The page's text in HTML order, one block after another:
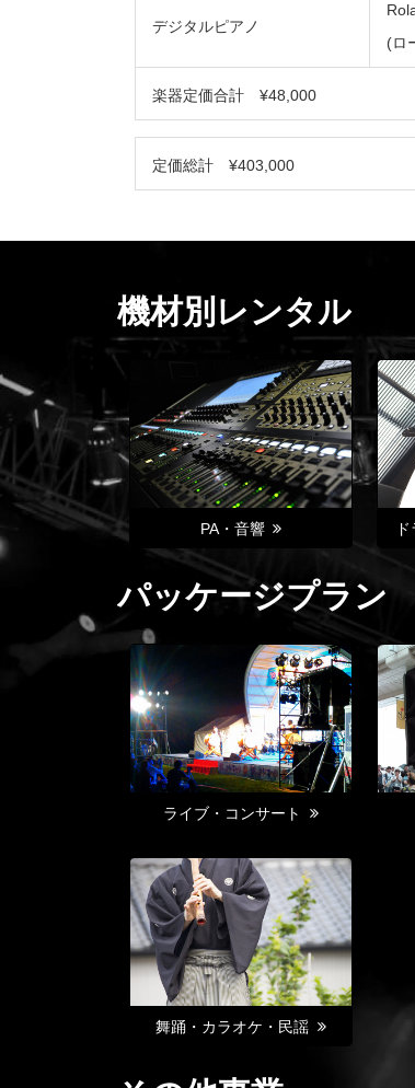
デジタルピアノ
(ロ
楽器定価合計 ¥48,000
定価総計 ¥403,000
機材別レンタル
PA・音響
パッケージプラン
ライブ・コンサート
舞踊・カラオケ・民謡